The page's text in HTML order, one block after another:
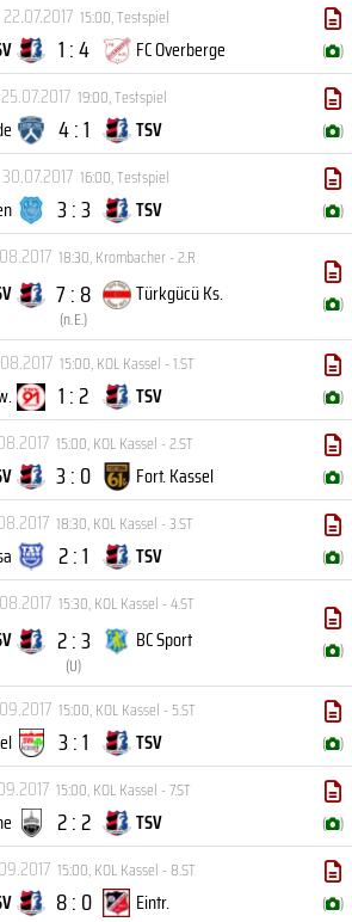
15:00,Testspiel
1 : 4 FC Overberge ( )
19:00,Testspiel
4 : 1 TSV ( )
16:00,Testspiel
3 : 3 TSV ( )
18:30,Krombacher - 2.R
7 : 8
(n.E.)
Türkgücü Ks. ( )
15:00,KOL Kassel - 1.ST
1 : 2 TSV ( )
15:00,KOL Kassel - 2.ST
3 : 0 Fort. Kassel ( )
18:30,KOL Kassel - 3.ST
2 : 1 TSV ( )
15:30,KOL Kassel - 4.ST
2 : 3
(U)
BC Sport ( )
15:00,KOL Kassel - 5.ST
3 : 1 TSV ( )
15:00,KOL Kassel - 7.ST
2 : 2 TSV ( )
15:00,KOL Kassel - 8.ST
8 : 0 Eintr. ( )